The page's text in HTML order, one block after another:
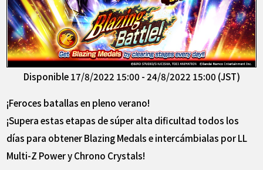
Disponible 17/8/2022 15:00 - 24/8/2022 15:00 (JST)
¡Feroces batallas en pleno verano!
¡Supera estas etapas de súper alta dificultad todos los
días para obtener Blazing Medals e intercámbialas por LL
Multi-Z Power y Chrono Crystals!